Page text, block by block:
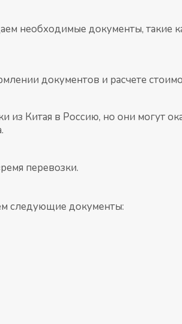
необходимые документы, такие
документов и расчете
Китая в Россию, но они могут
перевозки.
следующие документы: